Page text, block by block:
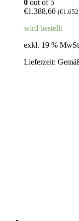
0 out of 5
€1.388,60 (€
wird bestellt
exkl. 19 %
Lieferzeit: